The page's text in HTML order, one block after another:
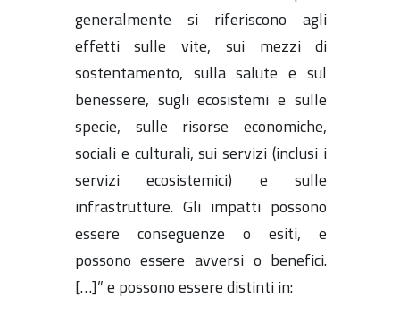
generalmente si riferiscono agli
effetti sulle vite, sui mezzi di
sostentamento, sulla salute e sul
benessere, sugli ecosistemi e sulle
specie, sulle risorse economiche,
sociali e culturali, sui servizi (inclusi i
servizi ecosistemici) e sulle
infrastrutture. Gli impatti possono
essere conseguenze o esiti, e
possono essere avversi o benefici.
[…]” e possono essere distinti in: